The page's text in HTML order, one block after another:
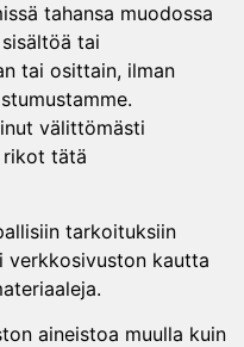
tahansa muodossa
tai
tai osittain, ilman
välittömästi
rikot tätä
tarkoituksiin
verkkosivuston kautta
aineistoa muulla kuin